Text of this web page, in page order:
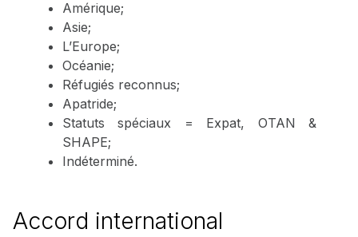
Amérique;
Asie;
L’Europe;
Océanie;
Réfugiés reconnus;
Apatride;
Statuts spéciaux = Expat, OTAN &
SHAPE;
Indéterminé.
Accord international